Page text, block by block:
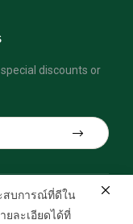
discounts or
All Rights
สบการณ์ที่ดีใน
ละเอียดได้ที่